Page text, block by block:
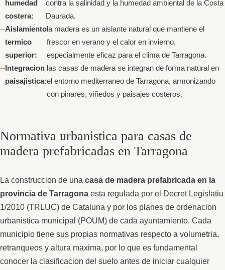
humedad
costera:
contra la salinidad y la humedad ambiental de la Costa
Daurada.
Aislamiento
termico
superior:
la madera es un aislante natural que mantiene el
frescor en verano y el calor en invierno,
especialmente eficaz para el clima de Tarragona.
Integracion
paisajistica:
las casas de madera se integran de forma natural en
el entorno mediterraneo de Tarragona, armonizando
con pinares, viñedos y paisajes costeros.
Normativa urbanistica para casas de
madera prefabricadas en Tarragona
La construccion de una casa de madera prefabricada en la
provincia de Tarragona esta regulada por el Decret Legislatiu
1/2010 (TRLUC) de Cataluna y por los planes de ordenacion
urbanistica municipal (POUM) de cada ayuntamiento. Cada
municipio tiene sus propias normativas respecto a volumetria,
retranqueos y altura maxima, por lo que es fundamental
conocer la clasificacion del suelo antes de iniciar cualquier